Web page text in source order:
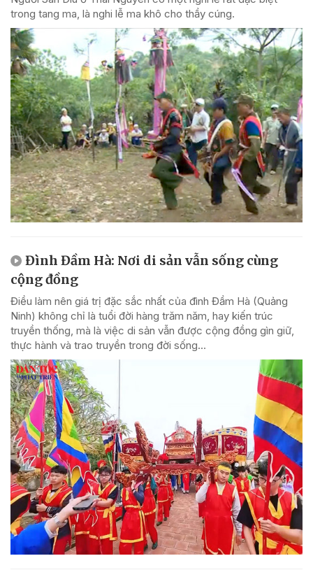
trong tang ma, là nghi lễ ma khô cho thầy cúng.
Đình Đầm Hà: Nơi di sản vẫn sống cùng
cộng đồng
Điều làm nên giá trị đặc sắc nhất của đình Đầm Hà (Quảng
Ninh) không chỉ là tuổi đời hàng trăm năm, hay kiến trúc
truyền thống, mà là việc di sản vẫn được cộng đồng gìn giữ,
thực hành và trao truyền trong đời sống...